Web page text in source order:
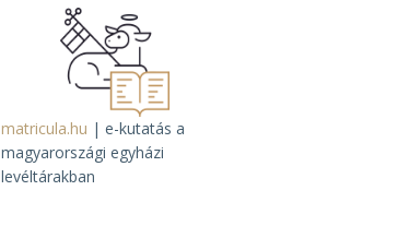
matricula.hu | e-kutatás a
magyarországi egyházi
levéltárakban